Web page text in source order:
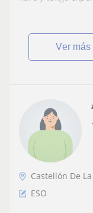
ver más
Castellón De
ESO